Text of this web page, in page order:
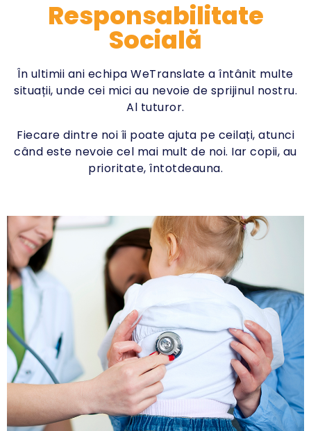
Responsabilitate
Socială
În ultimii ani echipa WeTranslate a întânit multe
situații, unde cei mici au nevoie de sprijinul nostru.
Al tuturor.
Fiecare dintre noi îi poate ajuta pe ceilați, atunci
când este nevoie cel mai mult de noi. Iar copii, au
prioritate, întotdeauna.